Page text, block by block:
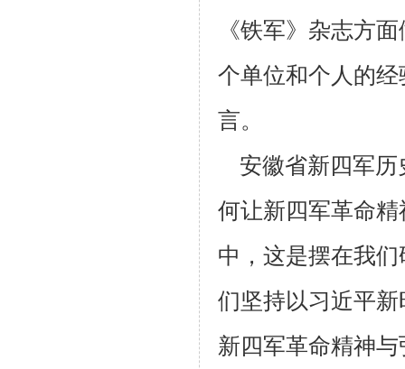
《铁军》杂志方
个单位和个人的经
言。
安徽省新四军历
何让新四军革命
中，这是摆在我
们坚持以习近平新
新四军革命精神